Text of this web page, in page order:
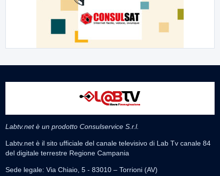
Labtv.net è un prodotto Consulservice S.r.l.
Labtv.net è il sito ufficiale del canale televisivo di Lab Tv canale 84
del digitale terrestre Regione Campania
Sede legale: Via Chiaio, 5 - 83010 – Torrioni (AV)